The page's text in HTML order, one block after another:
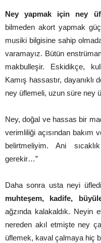
Ney yapmak için ney
bilmeden akort yapmak
musiki bilgisine sahip
varamayız. Bütün
makbulleşir. Eskidikçe,
Kamış hassastır,
ney üflemeli, uzun süre ney
Ney, doğal ve hassas bir
verimliliği açısından bakım
belirtmeliyim. Ani
gerekir…”
Daha sonra usta neyi
muhteşem, kadife,
ağzında kalakaldık. Neyin
nereden akıl etmişte ney
üflemek, kaval çalmaya hiç